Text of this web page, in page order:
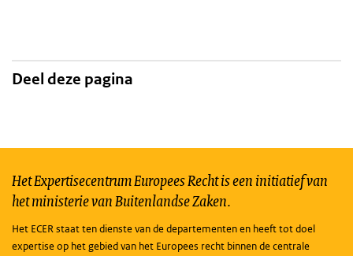
Deel deze pagina
Het Expertisecentrum Europees Recht is een initiatief van
het ministerie van Buitenlandse Zaken.
Het ECER staat ten dienste van de departementen en heeft tot doel
expertise op het gebied van het Europees recht binnen de centrale